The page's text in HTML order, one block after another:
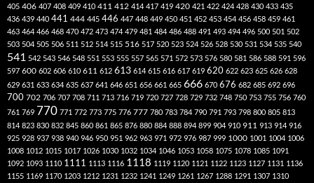
405 406 407 408 409 410 411 412 414 417 419 420 421 422 424 428 430 433 435
436 439 440 441 444 445 446 447 448 449 450 451 452 453 454 456 458 459 461
463 464 466 468 470 472 473 474 479 481 484 486 488 491 493 494 496 500 501 502
503 504 505 506 511 512 514 515 516 517 520 523 524 526 528 530 531 534 535 540
541 542 543 546 548 551 553 555 557 565 571 572 573 576 580 581 586 588 591 596
597 600 602 606 610 611 612 613 614 615 616 617 619 620 622 623 625 626 628
629 631 633 634 635 637 641 646 651 656 661 665 666 670 676 682 685 692 696
700 702 706 707 708 711 713 716 719 720 727 728 729 732 748 750 753 755 756 760
761 769 770 771 772 773 775 776 777 780 783 784 790 791 793 798 800 805 813
814 823 830 832 845 860 861 865 876 880 884 888 894 899 904 910 911 913 914 916
925 928 937 938 940 946 950 951 962 963 971 972 976 987 999 1000 1001 1004 1006
1008 1012 1015 1017 1026 1030 1032 1034 1046 1053 1058 1075 1078 1085 1091
1092 1093 1110 1111 1113 1116 1118 1119 1120 1121 1122 1123 1127 1131 1136
1155 1169 1170 1203 1212 1231 1232 1241 1249 1261 1267 1288 1291 1307 1310